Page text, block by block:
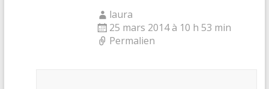
laura
25 mars 2014 à 10 h 53 min
Permalien